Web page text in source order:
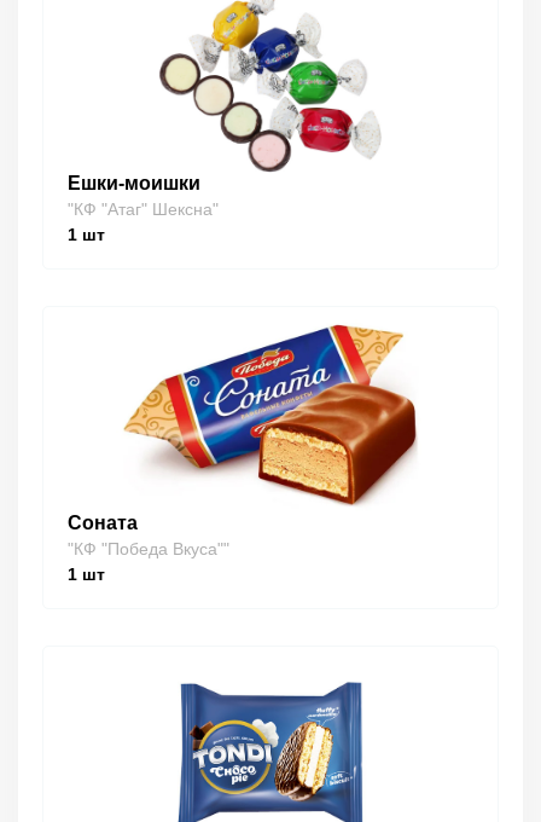
Ешки-моишки
"КФ "Атаг" Шексна"
1 шт
Соната
"КФ "Победа Вкуса""
1 шт